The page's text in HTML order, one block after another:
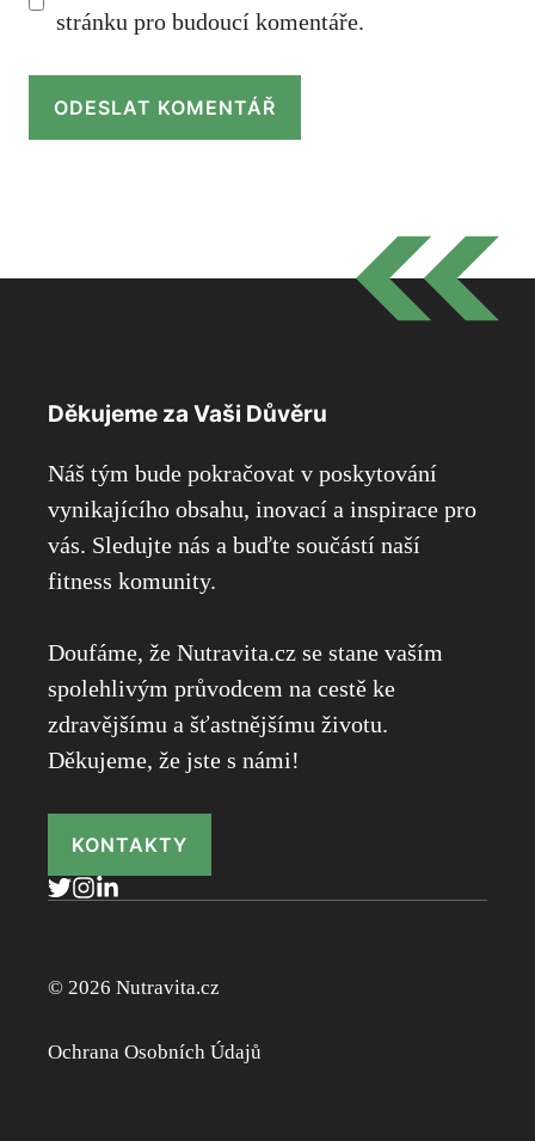
stránku pro budoucí komentáře.
Děkujeme za Vaši Důvěru
Náš tým bude pokračovat v poskytování
vynikajícího obsahu, inovací a inspirace pro
vás. Sledujte nás a buďte součástí naší
fitness komunity.
Doufáme, že Nutravita.cz se stane vaším
spolehlivým průvodcem na cestě ke
zdravějšímu a šťastnějšímu životu.
Děkujeme, že jste s námi!
KONTAKTY
© 2026 Nutravita.cz
Ochrana Osobních Údajů